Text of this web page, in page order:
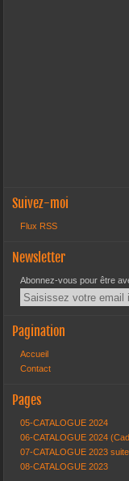
Suivez-moi
Flux RSS
Newsletter
Abonnez-vous pour être
Pagination
Accueil
Contact
Pages
05-CATALOGUE 2024
06-CATALOGUE 2024
07-CATALOGUE 2023 suite
08-CATALOGUE 2023